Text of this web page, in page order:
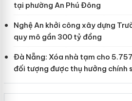
tại phường An Phú Đông
Nghệ An khởi công xây dựng
quy mô gần 300 tỷ đồng
Đà Nẵng: Xóa nhà tạm cho
đối tượng được thụ hưởng chính